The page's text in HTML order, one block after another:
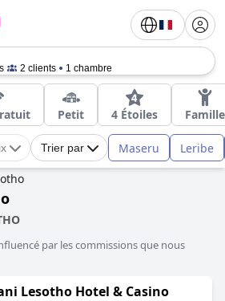
2 clients 1 chambre
Petit 4 Étoiles Famille
Trier par Maseru Leribe
par les commissions que nous
Lesotho Hotel & Casino